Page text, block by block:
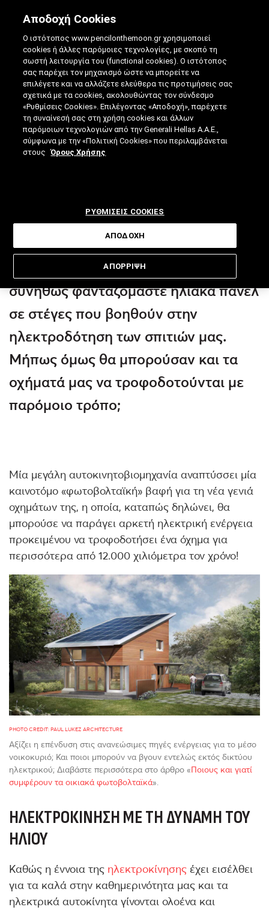
Η "ΦΩΤΟΒΟΛΤΑΪΚΉ" ΒΑΦΉ ΓΙΑ ΟΧΉΜΑΤΑ
ΠΟΥ ΦΟΡΤΊΖΟΝΤΑΙ ΑΠΌ ΤΟΝ ΉΛΙΟ
16.09.2025|4 ΛΕΠΤΑ ΑΝΑΓΝΩΣΗΣ|
ΑΠΟ: ΒΊΚΥ ΤΣΟΎΡΤΟΥ
Όταν ακούμε για φωτοβολταϊκά,
συνήθως φανταζόμαστε ηλιακά πάνελ
σε στέγες που βοηθούν στην
ηλεκτροδότηση των σπιτιών μας.
Μήπως όμως θα μπορούσαν και τα
οχήματά μας να τροφοδοτούνται με
παρόμοιο τρόπο;
Μία μεγάλη αυτοκινητοβιομηχανία αναπτύσσει μία
καινοτόμο «φωτοβολταϊκή» βαφή για τη νέα γενιά
οχημάτων της, η οποία, καταπώς δηλώνει, θα
μπορούσε να παράγει αρκετή ηλεκτρική ενέργεια
προκειμένου να τροφοδοτήσει ένα όχημα για
περισσότερα από 12.000 χιλιόμετρα τον χρόνο!
PHOTO CREDIT: PAUL LUKEZ ARCHITECTURE
Αξίζει η επένδυση στις ανανεώσιμες πηγές ενέργειας για το μέσο
νοικοκυριό; Και ποιοι μπορούν να βγουν εντελώς εκτός δικτύου
ηλεκτρικού; Διαβάστε περισσότερα στο άρθρο «Ποιους και γιατί
συμφέρουν τα οικιακά φωτοβολταϊκά».
ΗΛΕΚΤΡΟΚΊΝΗΣΗ ΜΕ ΤΗ ΔΎΝΑΜΗ ΤΟΥ
ΉΛΙΟΥ
Καθώς η έννοια της ηλεκτροκίνησης έχει εισέλθει
για τα καλά στην καθημερινότητα μας και τα
ηλεκτρικά αυτοκίνητα γίνονται ολοένα και
Αποδοχή Cookies
Ο ιστότοπος www.pencilonthemoon.gr χρησιμοποιεί
cookies ή άλλες παρόμοιες τεχνολογίες, με σκοπό τη
σωστή λειτουργία του (functional cookies). Ο ιστότοπος
σας παρέχει τον μηχανισμό ώστε να μπορείτε να
επιλέγετε και να αλλάζετε ελεύθερα τις προτιμήσεις σας
σχετικά με τα cookies, ακολουθώντας τον σύνδεσμο
«Ρυθμίσεις Cookies». Επιλέγοντας «Αποδοχή», παρέχετε
τη συναίνεσή σας στη χρήση cookies και άλλων
παρόμοιων τεχνολογιών από την Generali Hellas A.A.E.,
σύμφωνα με την «Πολιτική Cookies» που περιλαμβάνεται
στους
Όρους Χρήσης
ΡΥΘΜΙΣΕΙΣ COOKIES
ΑΠΟΡΡΙΨΗ
ΑΠΟΔΟΧΗ